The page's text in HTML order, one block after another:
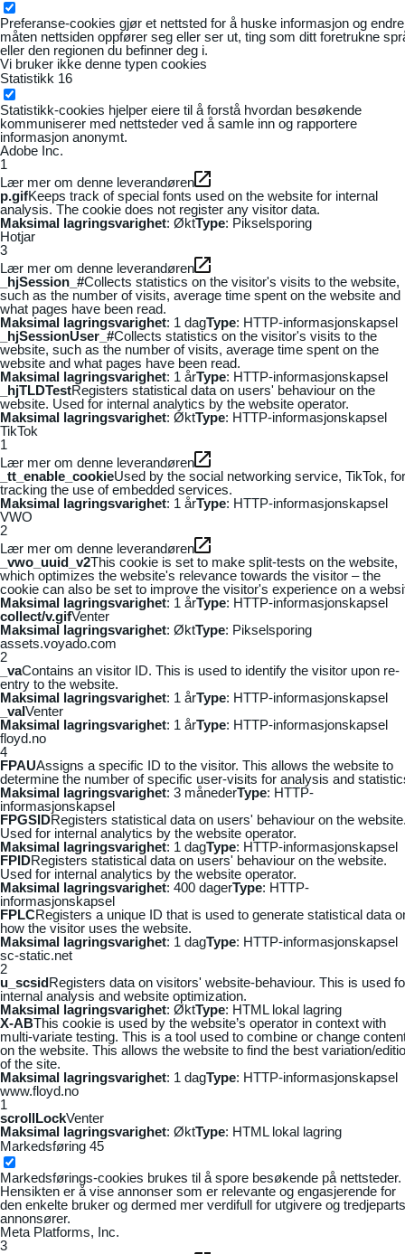
Preferanse-cookies gjør et nettsted for å huske informasjon og
måten nettsiden oppfører seg eller ser ut, ting som ditt foretrukne
eller den regionen du befinner deg i.
Vi bruker ikke denne typen cookies
Statistikk 16
Statistikk-cookies hjelper eiere til å forstå hvordan besøkende
kommuniserer med nettsteder ved å samle inn og rapportere
informasjon anonymt.
Adobe Inc.
1
Lær mer om denne leverandøren
p.gifKeeps track of special fonts used on the website for internal
analysis. The cookie does not register any visitor data.
Maksimal lagringsvarighet: ØktType: Pikselsporing
Hotjar
3
Lær mer om denne leverandøren
_hjSession_#Collects statistics on the visitor's visits to the website,
such as the number of visits, average time spent on the website and
what pages have been read.
Maksimal lagringsvarighet: 1 dagType: HTTP-informasjonskapsel
_hjSessionUser_#Collects statistics on the visitor's visits to the
website, such as the number of visits, average time spent on the
website and what pages have been read.
Maksimal lagringsvarighet: 1 årType: HTTP-informasjonskapsel
_hjTLDTestRegisters statistical data on users' behaviour on the
website. Used for internal analytics by the website operator.
Maksimal lagringsvarighet: ØktType: HTTP-informasjonskapsel
TikTok
1
Lær mer om denne leverandøren
_tt_enable_cookieUsed by the social networking service, TikTok, for
tracking the use of embedded services.
Maksimal lagringsvarighet: 1 årType: HTTP-informasjonskapsel
VWO
2
Lær mer om denne leverandøren
_vwo_uuid_v2This cookie is set to make split-tests on the website,
which optimizes the website's relevance towards the visitor – the
cookie can also be set to improve the visitor's experience on a
Maksimal lagringsvarighet: 1 årType: HTTP-informasjonskapsel
collect/v.gifVenter
Maksimal lagringsvarighet: ØktType: Pikselsporing
assets.voyado.com
2
_vaContains an visitor ID. This is used to identify the visitor upon re-
entry to the website.
Maksimal lagringsvarighet: 1 årType: HTTP-informasjonskapsel
_vaIVenter
Maksimal lagringsvarighet: 1 årType: HTTP-informasjonskapsel
floyd.no
4
FPAUAssigns a specific ID to the visitor. This allows the website to
determine the number of specific user-visits for analysis and
Maksimal lagringsvarighet: 3 månederType: HTTP-
informasjonskapsel
FPGSIDRegisters statistical data on users' behaviour on the
Used for internal analytics by the website operator.
Maksimal lagringsvarighet: 1 dagType: HTTP-informasjonskapsel
FPIDRegisters statistical data on users' behaviour on the website.
Used for internal analytics by the website operator.
Maksimal lagringsvarighet: 400 dagerType: HTTP-
informasjonskapsel
FPLCRegisters a unique ID that is used to generate statistical data
how the visitor uses the website.
Maksimal lagringsvarighet: 1 dagType: HTTP-informasjonskapsel
sc-static.net
2
u_scsidRegisters data on visitors' website-behaviour. This is used
internal analysis and website optimization.
Maksimal lagringsvarighet: ØktType: HTML lokal lagring
X-ABThis cookie is used by the website’s operator in context with
multi-variate testing. This is a tool used to combine or change
on the website. This allows the website to find the best variation/
of the site.
Maksimal lagringsvarighet: 1 dagType: HTTP-informasjonskapsel
www.floyd.no
1
scrollLockVenter
Maksimal lagringsvarighet: ØktType: HTML lokal lagring
Markedsføring 45
Markedsførings-cookies brukes til å spore besøkende på nettsteder.
Hensikten er å vise annonser som er relevante og engasjerende for
den enkelte bruker og dermed mer verdifull for utgivere og tredjeparts
annonsører.
Meta Platforms, Inc.
3